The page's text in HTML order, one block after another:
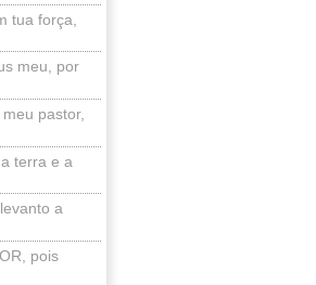
tua força,
meu, por
pastor,
terra e a
a
pois